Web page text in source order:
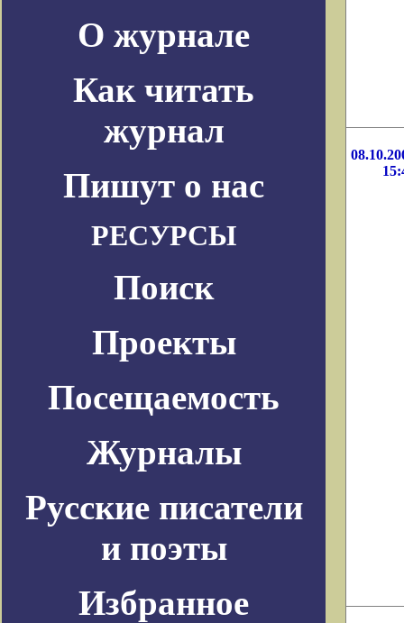
О журнале
Как читать
журнал
Пишут о нас
РЕСУРСЫ
Поиск
Проекты
Посещаемость
Журналы
Русские писатели
и поэты
Избранное